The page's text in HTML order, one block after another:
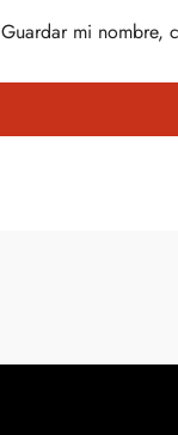
Guardar mi nombre,